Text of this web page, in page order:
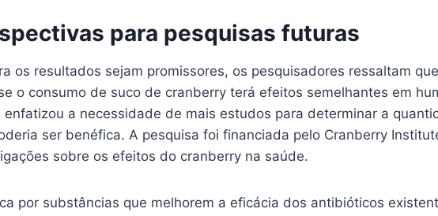
para pesquisas futuras
os resultados sejam promissores, os pesquisadores ressaltam
o consumo de suco de cranberry terá efeitos semelhantes em
enfatizou a necessidade de mais estudos para determinar a
ser benéfica. A pesquisa foi financiada pelo Cranberry
sobre os efeitos do cranberry na saúde.
por substâncias que melhorem a eficácia dos antibióticos